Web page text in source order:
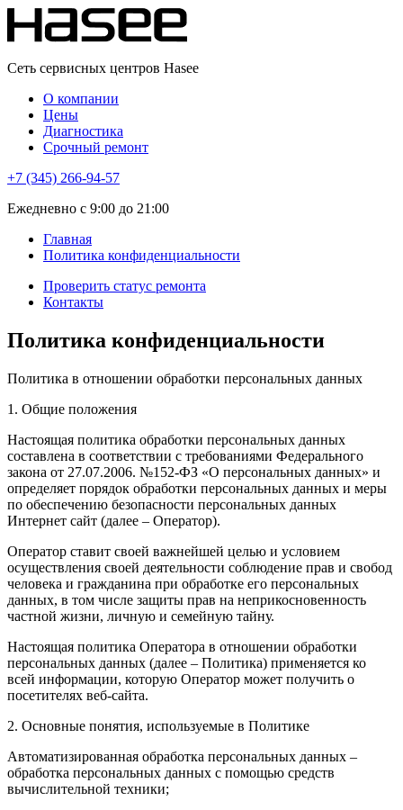
Сеть сервисных центров Hasee
О компании
Цены
Диагностика
Срочный ремонт
+7 (345) 266-94-57
Eжедневно с 9:00 до 21:00
Главная
Политика конфиденциальности
Проверить статус ремонта
Контакты
Политика конфиденциальности
Политика в отношении обработки персональных данных
1. Общие положения
Настоящая политика обработки персональных данных
составлена в соответствии с требованиями Федерального
закона от 27.07.2006. №152-ФЗ «О персональных данных» и
определяет порядок обработки персональных данных и меры
по обеспечению безопасности персональных данных
Интернет сайт (далее – Оператор).
Оператор ставит своей важнейшей целью и условием
осуществления своей деятельности соблюдение прав и свобод
человека и гражданина при обработке его персональных
данных, в том числе защиты прав на неприкосновенность
частной жизни, личную и семейную тайну.
Настоящая политика Оператора в отношении обработки
персональных данных (далее – Политика) применяется ко
всей информации, которую Оператор может получить о
посетителях веб-сайта.
2. Основные понятия, используемые в Политике
Автоматизированная обработка персональных данных –
обработка персональных данных с помощью средств
вычислительной техники;